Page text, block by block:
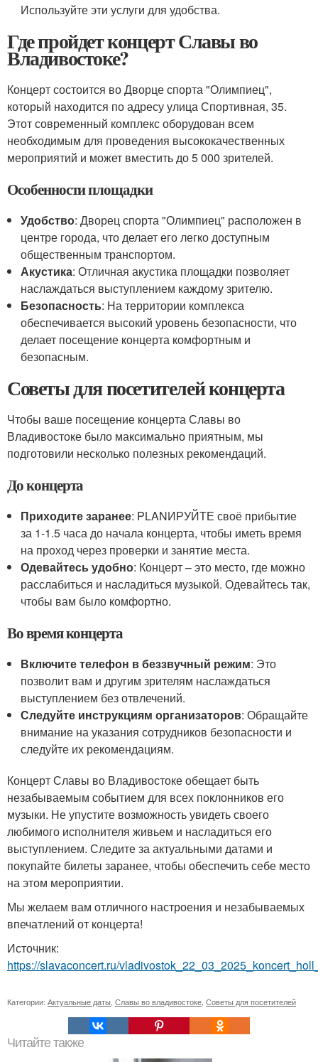
Используйте эти услуги для удобства.
Где пройдет концерт Славы во
Владивостоке?
Концерт состоится во Дворце спорта "Олимпиец",
который находится по адресу улица Спортивная, 35.
Этот современный комплекс оборудован всем
необходимым для проведения высококачественных
мероприятий и может вместить до 5 000 зрителей.
Особенности площадки
Удобство: Дворец спорта "Олимпиец" расположен в
центре города, что делает его легко доступным
общественным транспортом.
Акустика: Отличная акустика площадки позволяет
наслаждаться выступлением каждому зрителю.
Безопасность: На территории комплекса
обеспечивается высокий уровень безопасности, что
делает посещение концерта комфортным и
безопасным.
Советы для посетителей концерта
Чтобы ваше посещение концерта Славы во
Владивостоке было максимально приятным, мы
подготовили несколько полезных рекомендаций.
До концерта
Приходите заранее: PLANИРУЙТЕ своё прибытие
за 1-1.5 часа до начала концерта, чтобы иметь время
на проход через проверки и занятие места.
Одевайтесь удобно: Концерт – это место, где можно
расслабиться и насладиться музыкой. Одевайтесь так,
чтобы вам было комфортно.
Во время концерта
Включите телефон в беззвучный режим: Это
позволит вам и другим зрителям наслаждаться
выступлением без отвлечений.
Следуйте инструкциям организаторов: Обращайте
внимание на указания сотрудников безопасности и
следуйте их рекомендациям.
Концерт Славы во Владивостоке обещает быть
незабываемым событием для всех поклонников его
музыки. Не упустите возможность увидеть своего
любимого исполнителя живьем и насладиться его
выступлением. Следите за актуальными датами и
покупайте билеты заранее, чтобы обеспечить себе место
на этом мероприятии.
Мы желаем вам отличного настроения и незабываемых
впечатлений от концерта!
Источник:
https://slavaconcert.ru/
Категории: Актуальные даты Славы во владивостоке Советы для посетителей
Читайте также